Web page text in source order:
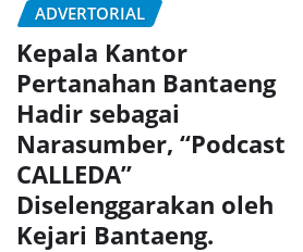
ADVERTORIAL
Kepala Kantor
Pertanahan Bantaeng
Hadir sebagai
Narasumber, “Podcast
CALLEDA”
Diselenggarakan oleh
Kejari Bantaeng.